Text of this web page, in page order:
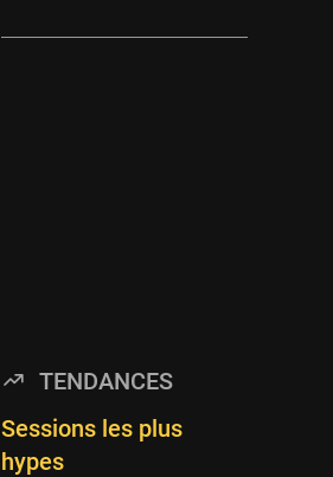
89 sessions
Milwaukee Bucks
TENDANCES
Sessions les plus
hypes